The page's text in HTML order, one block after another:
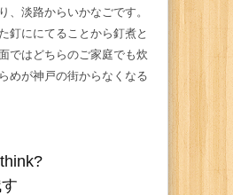
、淡路からいかなごです。
釘ににてることから釘煮と
ではどちらのご家庭でも炊
めが神戸の街からなくなる